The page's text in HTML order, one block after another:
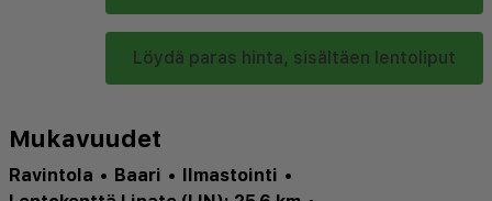
Löydä paras hinta, sisältäen lentoliput
Mukavuudet
Ravintola • Baari • Ilmastointi •